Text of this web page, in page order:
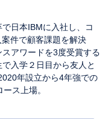
日本IBMに入社し、コ
件で顧客課題を解決
アワードを3度受賞する
入学２日目から友人と
年設立から4年強での
ス上場。